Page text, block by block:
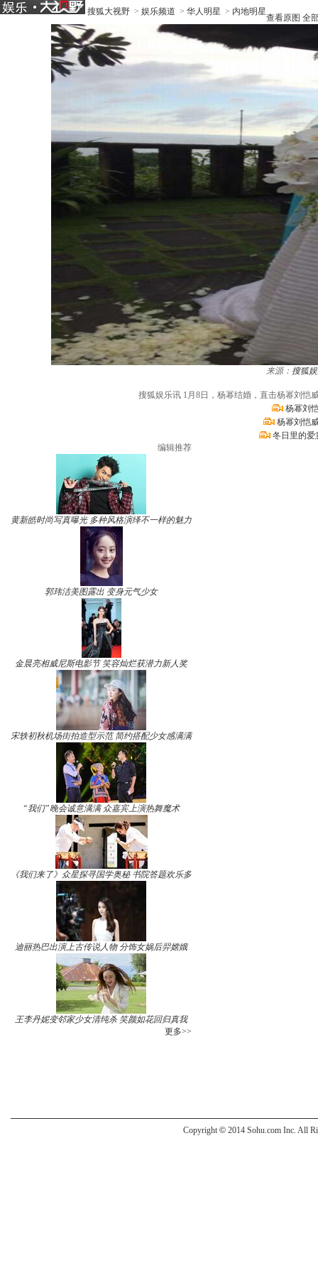
搜狐大视野 > 娱乐频道 > 华人明星 > 内地明星
查看原图 全
来源： 搜狐
搜狐娱乐讯 1月8日，杨幂结婚，直击杨幂刘恺
杨幂刘
杨幂刘恺
冬日里的爱
编辑推荐
黄新皓时尚写真曝光 多种风格演绎不一样的魅力
郭玮洁美图露出 变身元气少女
金晨亮相威尼斯电影节 笑容灿烂获潜力新人奖
宋轶初秋机场街拍造型示范 简约搭配少女感满满
“我们”晚会诚意满满 众嘉宾上演热舞魔术
《我们来了》众星探寻国学奥秘 书院答题欢乐多
迪丽热巴出演上古传说人物 分饰女娲后羿嫦娥
王李丹妮变邻家少女清纯杀 笑颜如花回归真我
更多>>
Copyright © 2014 Sohu.com Inc. All